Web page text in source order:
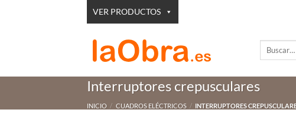
VER PRODUCTOS
Buscar
Interruptores crepusculares
INICIO / CUADROS ELÉCTRICOS / INTERRUPTORES